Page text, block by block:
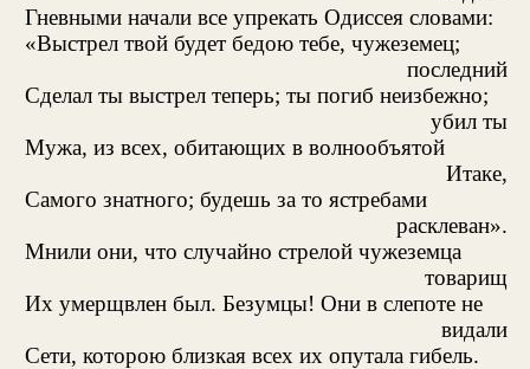
Гневными начали все упрекать Одиссея словами:
«Выстрел твой будет бедою тебе, чужеземец;
последний
Сделал ты выстрел теперь; ты погиб неизбежно;
убил ты
Мужа, из всех, обитающих в волнообъятой
Итаке,
Самого знатного; будешь за то ястребами
расклеван».
Мнили они, что случайно стрелой чужеземца
товарищ
Их умерщвлен был. Безумцы! Они в слепоте не
видали
Сети, которою близкая всех их опутала гибель.